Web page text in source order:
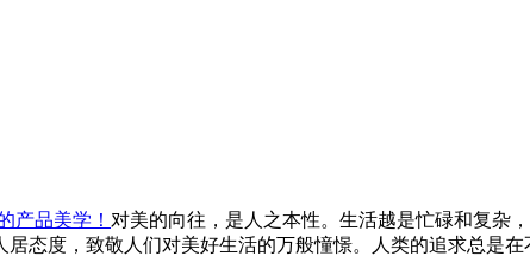
产品美学！ 对美的向往，是人之本性。生活越是忙碌和复杂
态度，致敬人们对美好生活的万般憧憬。人类的追求总是